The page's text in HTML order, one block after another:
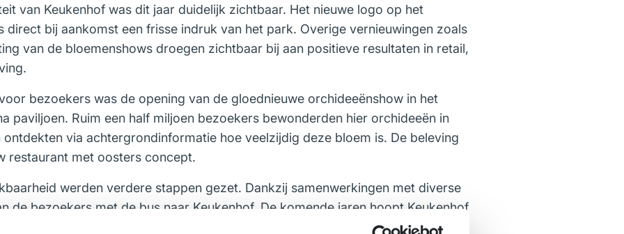
van Keukenhof was dit jaar duidelijk zichtbaar. Het nieuwe logo op het
bij aankomst een frisse indruk van het park. Overige vernieuwingen zoals
van de bloemenshows droegen zichtbaar bij aan positieve resultaten in retail,
bezoekers was de opening van de gloednieuwe orchideeënshow in het
paviljoen. Ruim een half miljoen bezoekers bewonderden hier orchideeën in
via achtergrondinformatie hoe veelzijdig deze bloem is. De beleving
restaurant met oosters concept.
werden verdere stappen gezet. Dankzij samenwerkingen met diverse
de bezoekers met de bus naar Keukenhof. De komende jaren hoopt Keukenhof